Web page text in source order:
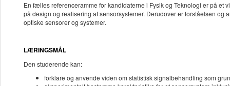
En fælles referenceramme for kandidaterne i Fysik og Teknologi er på
på design og realisering af sensorsystemer. Derudover er forståelsen
optiske sensorer og systemer.
LÆRINGSMÅL
Den studerende kan:
forklare og anvende viden om statistisk signalbehandling som